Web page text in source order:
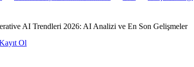
AI Trendleri 2026: AI Analizi ve En Son Gelişmeler
Ol